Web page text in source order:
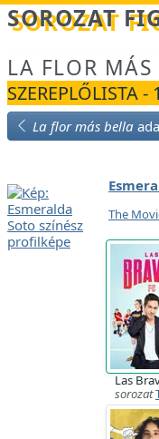
Betöltés...
SOROZAT
LA FLOR MÁS
SZEREPLŐLISTA -
La flor más bella
The
Las
sorozat